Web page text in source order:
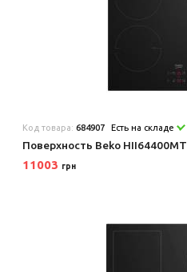
Код товара:684907 Есть на складе
Поверхность Beko HII64400MT
11003 грн